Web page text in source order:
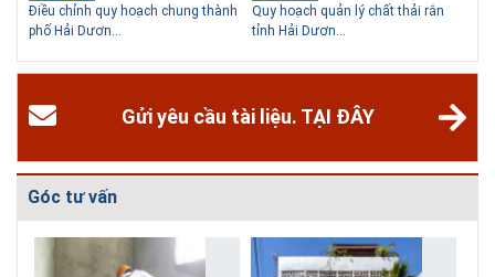
Điều chỉnh quy hoạch chung thành
phố Hải Dươn...
Quy hoạch quản lý chất thải rắn
tỉnh Hải Dươn...
Gửi yêu cầu tài liệu. TẠI ĐÂY
Góc tư vấn